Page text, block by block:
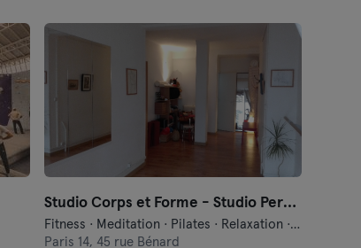
Studio Corps et Forme - Studio Pernety
Fitness · Meditation · Pilates · Relaxation · Yoga
Paris 14, 45 rue Bénard